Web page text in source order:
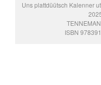
Uns plattdüütsch Kalenner
ISBN